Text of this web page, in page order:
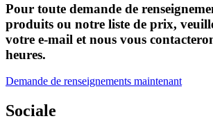
Pour toute demande de
produits ou notre liste de prix,
votre e-mail et nous vous
heures.
Demande de renseignements maintenant
Sociale